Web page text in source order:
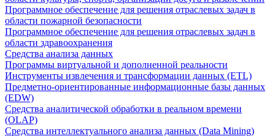
Программное обеспечение для решения отраслевых задач в
области пожарной безопасности
Программное обеспечение для решения отраслевых задач в
области здравоохранения
Средства анализа данных
Программы виртуальной и дополненной реальности
Инструменты извлечения и трансформации данных (ETL)
Предметно-ориентированные информационные базы данных
(EDW)
Средства аналитической обработки в реальном времени
(OLAP)
Средства интеллектуального анализа данных (Data Mining)